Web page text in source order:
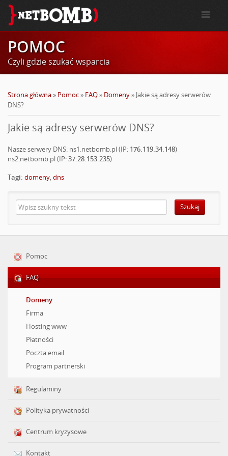
POMOC
Czyli gdzie szukać wsparcia
Strona główna» Pomoc» FAQ» Domeny» Jakie są adresy serwerów
DNS?
Jakie są adresy serwerów DNS?
Nasze serwery DNS: ns1.netbomb.pl (IP: 176.119.34.148)
ns2.netbomb.pl (IP:37.28.153.235)
Tagi: domeny,dns
Szukaj
Pomoc
FAQ
Domeny
Firma
Hosting www
Płatności
Poczta email
Program partnerski
Regulaminy
Polityka prywatności
Centrum kryzysowe
Kontakt